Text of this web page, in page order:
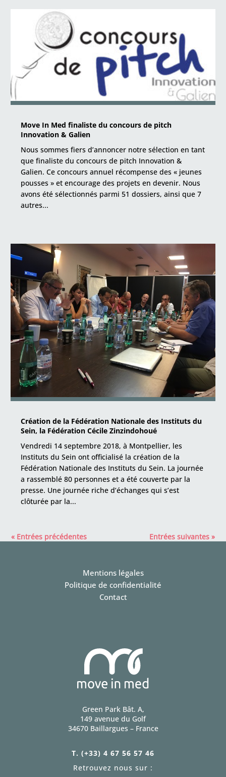
Move In Med finaliste du concours de pitch
Innovation & Galien
Nous sommes fiers d’annoncer notre sélection en tant
que finaliste du concours de pitch Innovation &
Galien. Ce concours annuel récompense des « jeunes
pousses » et encourage des projets en devenir. Nous
avons été sélectionnés parmi 51 dossiers, ainsi que 7
autres...
Création de la Fédération Nationale des Instituts du
Sein, la Fédération Cécile Zinzindohoué
Vendredi 14 septembre 2018, à Montpellier, les
Instituts du Sein ont officialisé la création de la
Fédération Nationale des Instituts du Sein. La journée
a rassemblé 80 personnes et a été couverte par la
presse. Une journée riche d’échanges qui s’est
clôturée par la...
« Entrées précédentes Entrées suivantes »
Mentions légales
Politique de confidentialité
Contact
Green Park Bât. A,
149 avenue du Golf
34670 Baillargues – France
T. (+33) 4 67 56 57 46
Retrouvez nous sur :